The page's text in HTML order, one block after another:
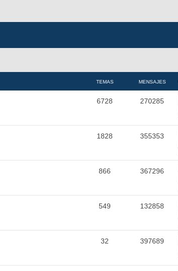
TEMAS MENSAJES
6728 270285
1828 355353
866 367296
549 132858
32 397689